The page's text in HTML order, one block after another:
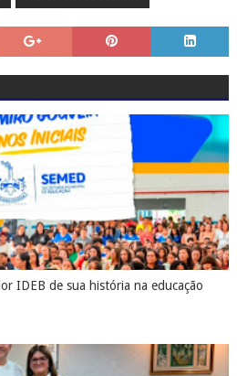
IDEB de sua história na educação